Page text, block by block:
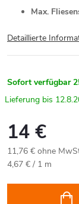
Max.
Detaillierte
Sofort verfügbar
14 €
11,76 € ohne
Verkaufspreis:
4,67 € / 1 m